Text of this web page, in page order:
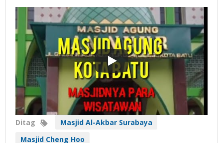
Ditag
Masjid Al-Akbar Surabaya
Masjid Cheng Hoo